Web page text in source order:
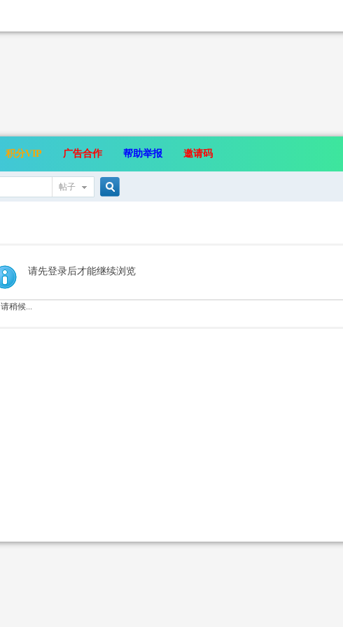
积分VIP 广告合作 帮助举报 邀请码
帖子
索
请先登录后才能继续浏览
请稍候...